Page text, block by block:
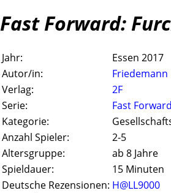
Fast Forward:
Jahr:
Essen 2017
Autor/in:
Friedemann
Verlag:
2F
Serie:
Fast
Kategorie:
Anzahl Spieler:
2-5
Altersgruppe:
ab 8 Jahre
Spieldauer:
15 Minuten
Deutsche Rezensionen: H@LL9000